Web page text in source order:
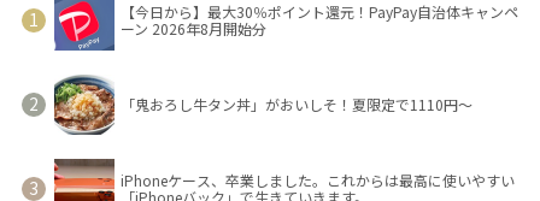
【今日から】最大30％ポイント還元！PayPay自治体キャンペ
ーン 2026年8月開始分
「鬼おろし牛タン丼」がおいしそ！夏限定で1110円～
iPhoneケース、卒業しました。これからは最高に使いやすい